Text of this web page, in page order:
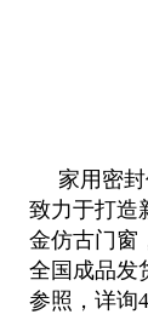
家用密
致力于打造
金仿古门窗
全国成品发
参照，详询